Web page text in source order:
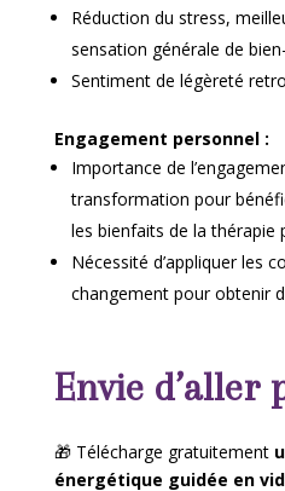
Réduction du stress,
sensation générale de
Sentiment de légèreté
Engagement personnel :
Importance de
transformation pour
les bienfaits de la thérapie
Nécessité d’appliquer les
changement pour obtenir
Envie d’aller
🎁 Télécharge gratuitement
énergétique guidée en